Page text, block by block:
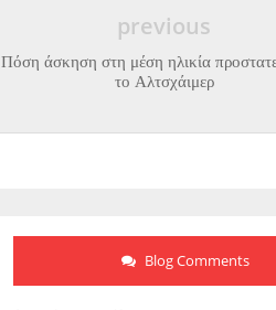
previous
Πόση άσκηση στη μέση ηλικία
το Αλτσχάιμερ
Blog Comments